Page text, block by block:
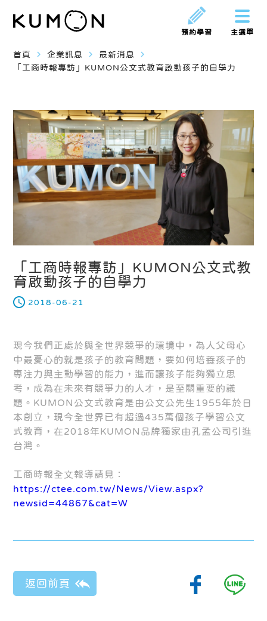
主選單
預約學習
首頁 navigate_next 企業訊息 navigate_next 最新消息 navigate_next
「工商時報專訪」KUMON公文式教育啟動孩子的自學力
「工商時報專訪」KUMON公文式教
育啟動孩子的自學力
2018-06-21
現今我們正處於與全世界競爭的環境中，為人父母心
中最憂心的就是孩子的教育問題，要如何培養孩子的
專注力與主動學習的能力，進而讓孩子能夠獨立思
考，成為在未來有競爭力的人才，是至關重要的議
題。KUMON公文式教育是由公文公先生1955年於日
本創立，現今全世界已有超過435萬個孩子學習公文
式教育，在2018年KUMON品牌獨家由孔孟公司引進
台灣。
工商時報全文報導請見：
https://ctee.com.tw/News/View.aspx?
newsid=44867&cat=W